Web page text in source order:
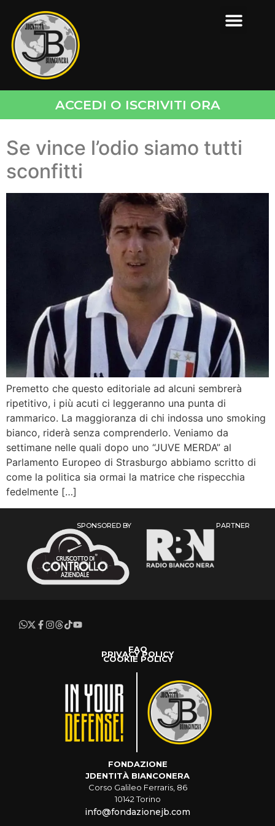
ACCEDI O ISCRIVITI ORA
Se vince l’odio siamo tutti
sconfitti
Premetto che questo editoriale ad alcuni sembrerà
ripetitivo, i più acuti ci leggeranno una punta di
rammarico. La maggioranza di chi indossa uno smoking
bianco, riderà senza comprenderlo. Veniamo da
settimane nelle quali dopo uno “JUVE MERDA” al
Parlamento Europeo di Strasburgo abbiamo scritto di
come la politica sia ormai la matrice che rispecchia
fedelmente […]
SPONSORED BY PARTNER
FAQ
PRIVACY POLICY
COOKIE POLICY
FONDAZIONE
JDENTITÀ BIANCONERA
Corso Galileo Ferraris, 86
10142 Torino
info@fondazionejb.com